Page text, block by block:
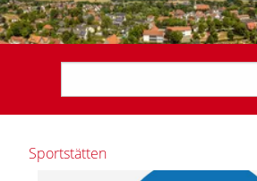
Sportstätten